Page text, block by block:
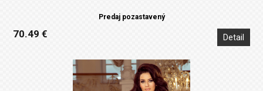
Predaj pozastavený
70.49 € Detail